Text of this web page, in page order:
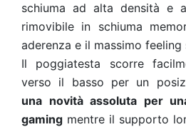
schiuma ad alta densità e
rimovibile in schiuma
aderenza e il massimo feeling
Il poggiatesta scorre
verso il basso per un
una novità assoluta per
gaming mentre il supporto